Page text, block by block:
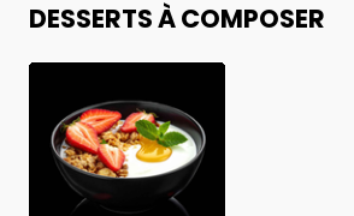
DESSERTS À COMPOSER